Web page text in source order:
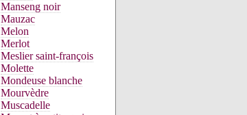
Manseng noir
Mauzac
Melon
Merlot
Meslier saint-françois
Molette
Mondeuse blanche
Mourvèdre
Muscadelle